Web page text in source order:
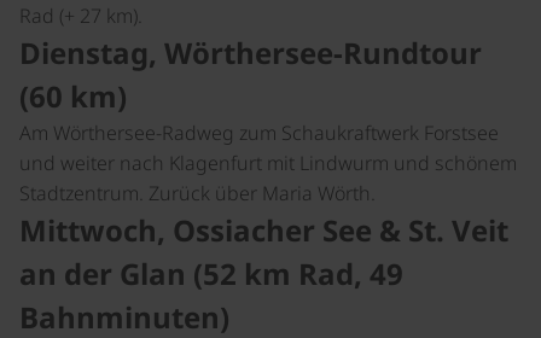
Rad (+ 27 km).
Dienstag, Wörthersee-Rundtour
(60 km)
Am Wörthersee-Radweg zum Schaukraftwerk Forstsee
und weiter nach Klagenfurt mit Lindwurm und schönem
Stadtzentrum. Zurück über Maria Wörth.
Mittwoch, Ossiacher See & St. Veit
an der Glan (52 km Rad, 49
Bahnminuten)